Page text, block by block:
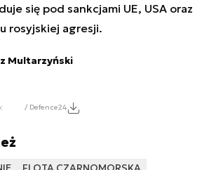
się pod sankcjami UE, USA oraz
rosyjskiej agresji.
Multarzyński
/ Defence24